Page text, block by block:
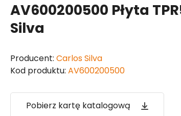
AV600200500 Płyta
Silva
Producent: Carlos Silva
Kod produktu: AV600200500
Pobierz kartę katalogową